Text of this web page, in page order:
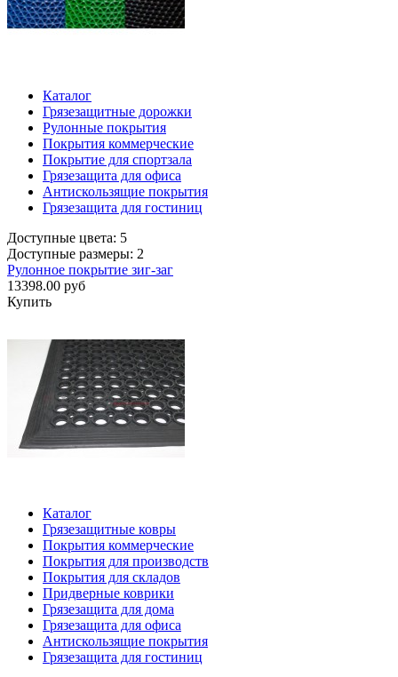
Каталог
Грязезащитные дорожки
Рулонные покрытия
Покрытия коммерческие
Покрытие для спортзала
Грязезащита для офиса
Антискользящие покрытия
Грязезащита для гостиниц
Доступные цвета: 5
Доступные размеры: 2
Рулонное покрытие зиг-заг
13398.00 руб
Купить
Каталог
Грязезащитные ковры
Покрытия коммерческие
Покрытия для производств
Покрытия для складов
Придверные коврики
Грязезащита для дома
Грязезащита для офиса
Антискользящие покрытия
Грязезащита для гостиниц